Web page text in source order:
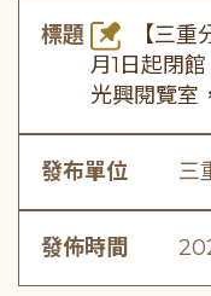
標題
【三重
月1日起閉
光興閱覽室
發布單位 三
發佈時間